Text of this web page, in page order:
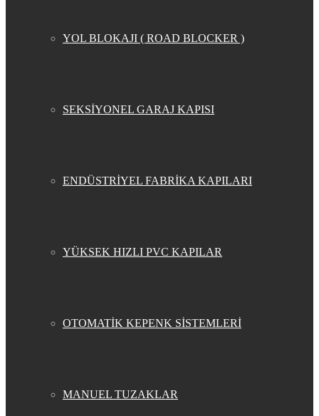
YOL BLOKAJI ( ROAD BLOCKER )
SEKSİYONEL GARAJ KAPISI
ENDÜSTRİYEL FABRİKA KAPILARI
YÜKSEK HIZLI PVC KAPILAR
OTOMATİK KEPENK SİSTEMLERİ
MANUEL TUZAKLAR